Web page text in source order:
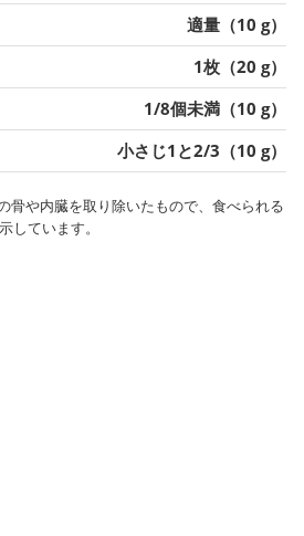
適量（10 g）
1枚（20 g）
1/8個未満（10 g）
小さじ1と2/3（10 g）
骨や内臓を取り除いたもので、食べられる
しています。